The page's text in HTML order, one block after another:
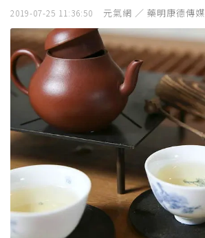
2019-07-25 11:36:50 元氣網 ／ 藥明康德傳媒